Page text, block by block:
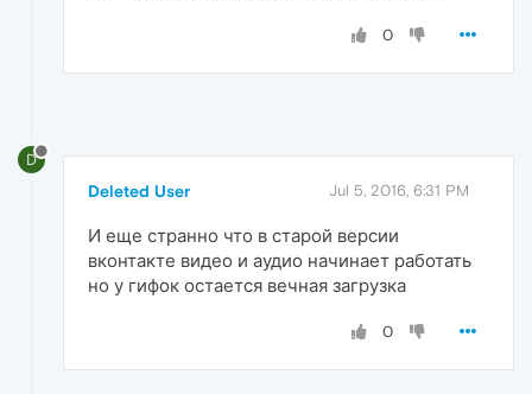
0
D
Deleted User Jul 5, 2016, 6:31 PM
И еще странно что в старой версии
вконтакте видео и аудио начинает работать
но у гифок остается вечная загрузка
0